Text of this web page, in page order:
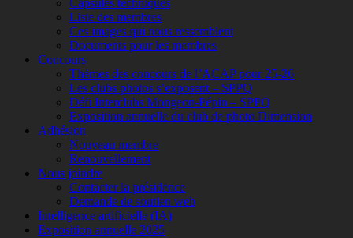
Capsules techniques
Liste des membres
Ces images qui nous ressemblent
Documents pour les membres
Concours
Thèmes des concours de l’ACAP pour 25-26
Les clubs photos s’exposent – SPPQ
Défi Interclubs Mongeon-Pépin – SPPQ
Exposition annuelle du club de photo Dimension
Adhésion
Nouveau membre
Renouvellement
Nous joindre
Contacter la présidence
Demande de soutien web
Intelligence artificielle (IA)
Exposition annuelle 2025